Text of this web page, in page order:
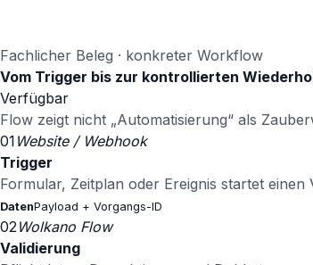
Fachlicher Beleg · konkreter Workflow
Vom Trigger bis zur kontrollierten
Verfügbar
Flow zeigt nicht „Automatisierung“ als
01 Website / Webhook
Trigger
Formular, Zeitplan oder Ereignis startet einen
DatenPayload + Vorgangs-ID
02Wolkano Flow
Validierung